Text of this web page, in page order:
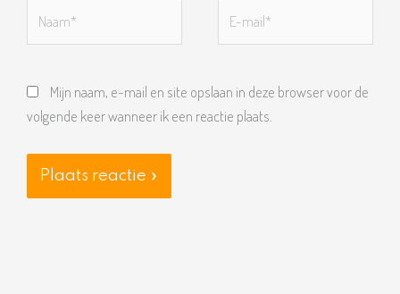
mail*
Mijn naam, e-mail en site opslaan in deze browser voor de
volgende keer wanneer ik een reactie plaats.